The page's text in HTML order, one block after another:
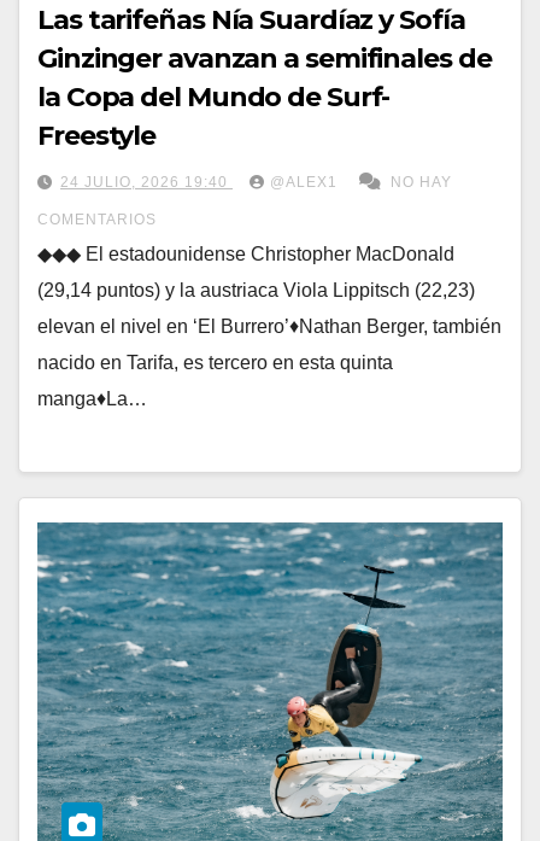
Las tarifeñas Nía Suardíaz y Sofía
Ginzinger avanzan a semifinales de
la Copa del Mundo de Surf-
Freestyle
24 JULIO, 2026 19:40 @ALEX1 NO HAY
COMENTARIOS
◆◆◆ El estadounidense Christopher MacDonald
(29,14 puntos) y la austriaca Viola Lippitsch (22,23)
elevan el nivel en ‘El Burrero’♦Nathan Berger, también
nacido en Tarifa, es tercero en esta quinta
manga♦La…